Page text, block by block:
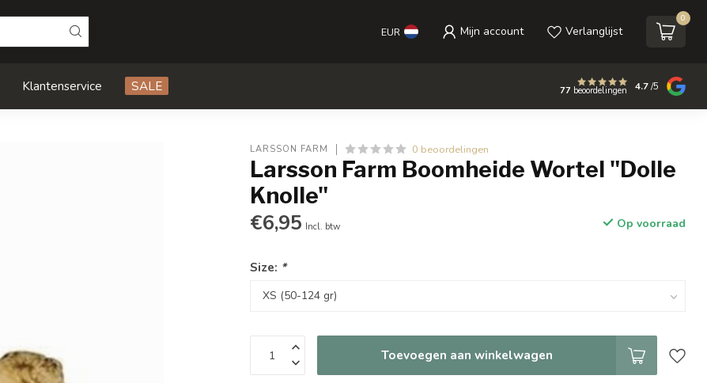
EUR Mijn account Verlanglijst
0
Klantenservice SALE 77 beoordelingen 4.7/5
LARSSON FARM 0 beoordelingen
Larsson Farm Boomheide Wortel "Dolle
Knolle"
€6,95 Incl. btw Op voorraad
Size: *
Toevoegen aan winkelwagen